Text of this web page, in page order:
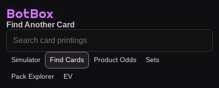
BotBox
Simulator Find Cards Product Odds Sets
Pack Explorer EV
Find Another Card